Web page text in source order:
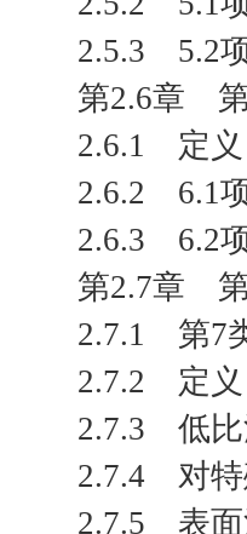
2.5.3 5.2
第2.6章
2.6.1 定义
2.6.2 6.1
2.6.3 6.2
第2.7章
2.7.1 第7
2.7.2 定义
2.7.3 低比
2.7.4 对特
2.7.5 表面